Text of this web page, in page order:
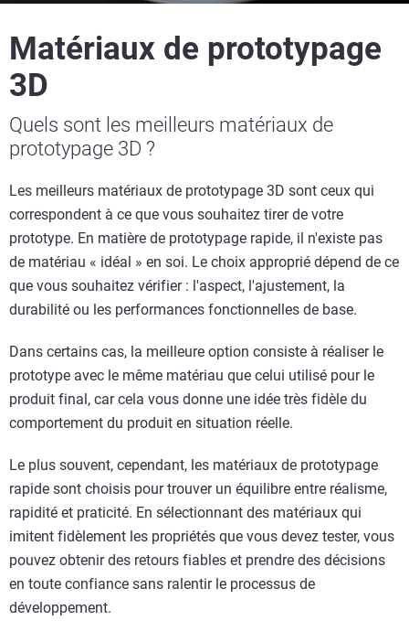
Matériaux de prototypage
3D
Quels sont les meilleurs matériaux de
prototypage 3D ?
Les meilleurs matériaux de prototypage 3D sont ceux qui
correspondent à ce que vous souhaitez tirer de votre
prototype. En matière de prototypage rapide, il n'existe pas
de matériau « idéal » en soi. Le choix approprié dépend de ce
que vous souhaitez vérifier : l'aspect, l'ajustement, la
durabilité ou les performances fonctionnelles de base.
Dans certains cas, la meilleure option consiste à réaliser le
prototype avec le même matériau que celui utilisé pour le
produit final, car cela vous donne une idée très fidèle du
comportement du produit en situation réelle.
Le plus souvent, cependant, les matériaux de prototypage
rapide sont choisis pour trouver un équilibre entre réalisme,
rapidité et praticité. En sélectionnant des matériaux qui
imitent fidèlement les propriétés que vous devez tester, vous
pouvez obtenir des retours fiables et prendre des décisions
en toute confiance sans ralentir le processus de
développement.